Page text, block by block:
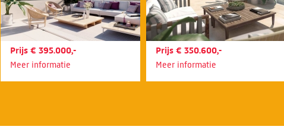
Prijs € 395.000,-
Meer informatie
Prijs € 350.600,-
Meer informatie